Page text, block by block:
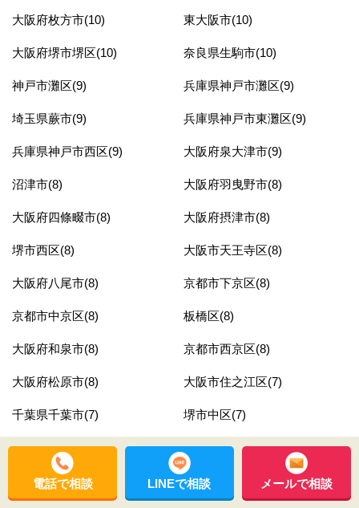
大阪府枚方市(10) 東大阪市(10)
大阪府堺市堺区(10) 奈良県生駒市(10)
神戸市灘区(9) 兵庫県神戸市灘区(9)
埼玉県蕨市(9) 兵庫県神戸市東灘区(9)
兵庫県神戸市西区(9) 大阪府泉大津市(9)
沼津市(8) 大阪府羽曳野市(8)
大阪府四條畷市(8) 大阪府摂津市(8)
堺市西区(8) 大阪市天王寺区(8)
大阪府八尾市(8) 京都市下京区(8)
京都市中京区(8) 板橋区(8)
大阪府和泉市(8) 京都市西京区(8)
大阪府松原市(8) 大阪市住之江区(7)
千葉県千葉市(7) 堺市中区(7)
大阪市西成区(7) 豊島区(7)
東京都江東区(7) 熊本県荒尾市(7)
電話で相談 LINEで相談 メールで相談